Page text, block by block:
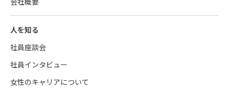
人を知る
社員座談会
社員インタビュー
女性のキャリアについて